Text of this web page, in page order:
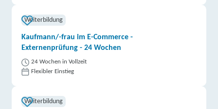
Weiterbildung
Kaufmann/-frau im E-Commerce -
Externenprüfung - 24 Wochen
24 Wochen in Vollzeit
Flexibler Einstieg
Weiterbildung